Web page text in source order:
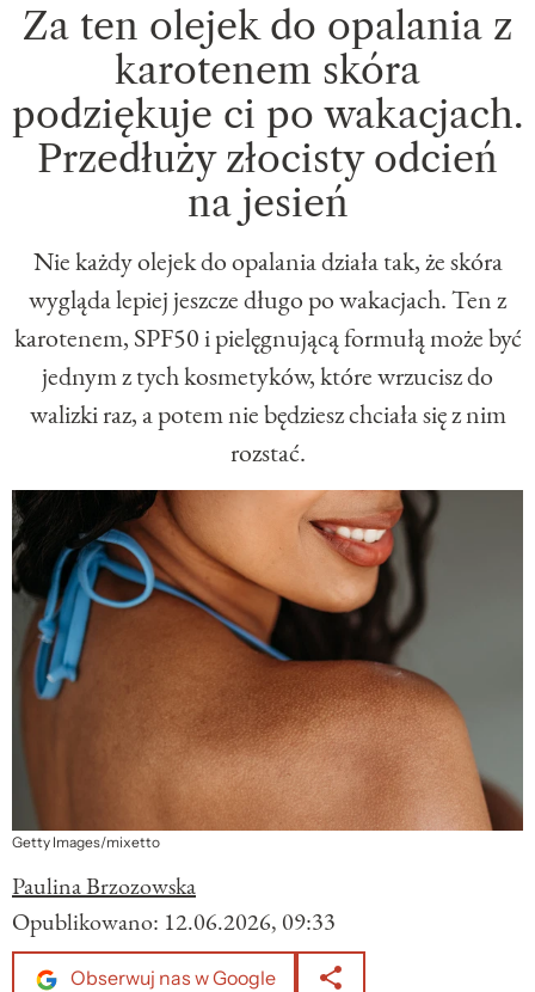
Za ten olejek do opalania z
karotenem skóra
podziękuje ci po wakacjach.
Przedłuży złocisty odcień
na jesień
Nie każdy olejek do opalania działa tak, że skóra
wygląda lepiej jeszcze długo po wakacjach. Ten z
karotenem, SPF50 i pielęgnującą formułą może być
jednym z tych kosmetyków, które wrzucisz do
walizki raz, a potem nie będziesz chciała się z nim
rozstać.
Getty Images/mixetto
Paulina Brzozowska
Opublikowano: 12.06.2026, 09:33
Obserwuj nas w Google